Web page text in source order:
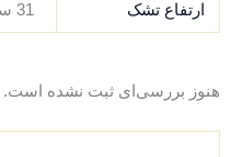
ارتفاع تشک 31 سانتیمتر
هنوز بررسی‌ای ثبت نشده است.